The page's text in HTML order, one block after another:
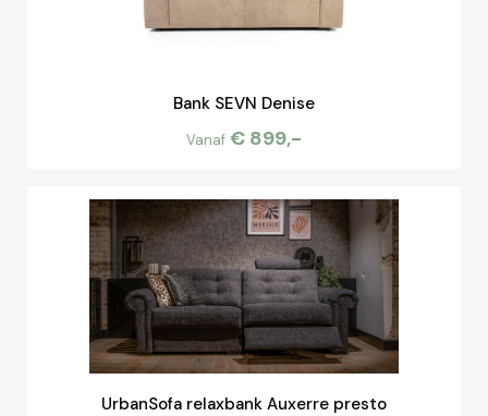
Bank SEVN Denise
Vanaf € 899,-
UrbanSofa relaxbank Auxerre presto